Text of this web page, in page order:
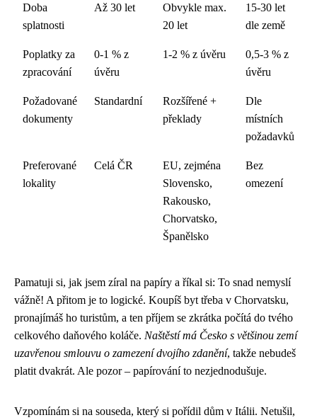
Doba
splatnosti
Až 30 let
Obvykle max.
20 let
15-30 let
dle země
Poplatky za
zpracování
0-1 % z
úvěru
1-2 % z úvěru
0,5-3 % z
úvěru
Požadované
dokumenty
Standardní
Rozšířené +
překlady
Dle
místních
požadavků
Preferované
lokality
Celá ČR
EU, zejména
Slovensko,
Rakousko,
Chorvatsko,
Španělsko
Bez
omezení
Pamatuji si, jak jsem zíral na papíry a říkal si: To snad nemyslí
vážně! A přitom je to logické. Koupíš byt třeba v Chorvatsku,
pronajímáš ho turistům, a ten příjem se zkrátka počítá do tvého
celkového daňového koláče. Naštěstí má Česko s většinou zemí
uzavřenou smlouvu o zamezení dvojího zdanění, takže nebudeš
platit dvakrát. Ale pozor – papírování to nezjednodušuje.
Vzpomínám si na souseda, který si pořídil dům v Itálii. Netušil,